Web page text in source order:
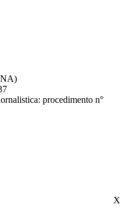
procedimento n°
X